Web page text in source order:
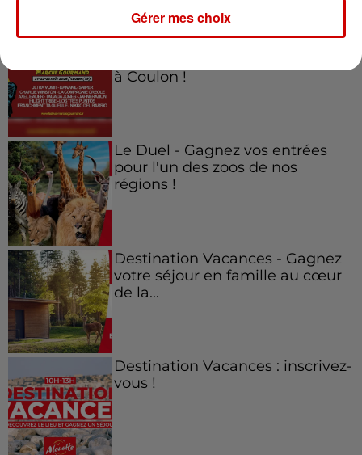
Gagnez vos places pour le
à Coulon !
Le Duel - Gagnez vos entrées
pour l'un des zoos de nos
régions !
Destination Vacances - Gagnez
votre séjour en famille au cœur
de la...
Destination Vacances : inscrivez-
vous !
Gérer mes choix